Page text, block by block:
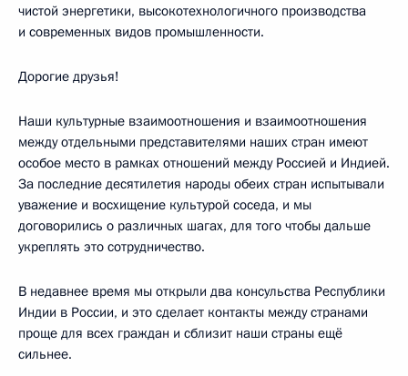
чистой энергетики, высокотехнологичного производства
и современных видов промышленности.
Дорогие друзья!
Наши культурные взаимоотношения и взаимоотношения
между отдельными представителями наших стран имеют
особое место в рамках отношений между Россией и Индией.
За последние десятилетия народы обеих стран испытывали
уважение и восхищение культурой соседа, и мы
договорились о различных шагах, для того чтобы дальше
укреплять это сотрудничество.
В недавнее время мы открыли два консульства Республики
Индии в России, и это сделает контакты между странами
проще для всех граждан и сблизит наши страны ещё
сильнее.